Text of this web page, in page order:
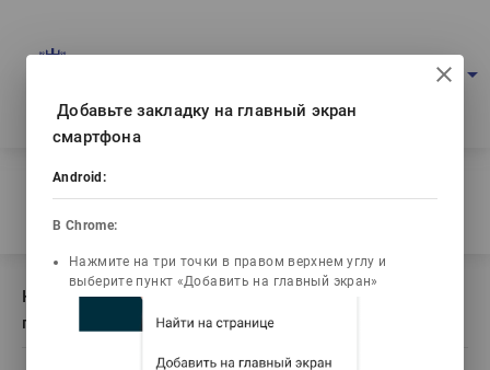
Қаз arrow_drop_down
Басты бет
Кітаптың сипаттамасы История образования и
педагогической науки Казахстана
Кітаптың сипаттамасы История образования и
педагогической науки Казахстана
Добавьте закладку на главный экран
смартфона
Android:
В Chrome:
Нажмите на три точки в правом верхнем углу и
выберите пункт «Добавить на главный экран»